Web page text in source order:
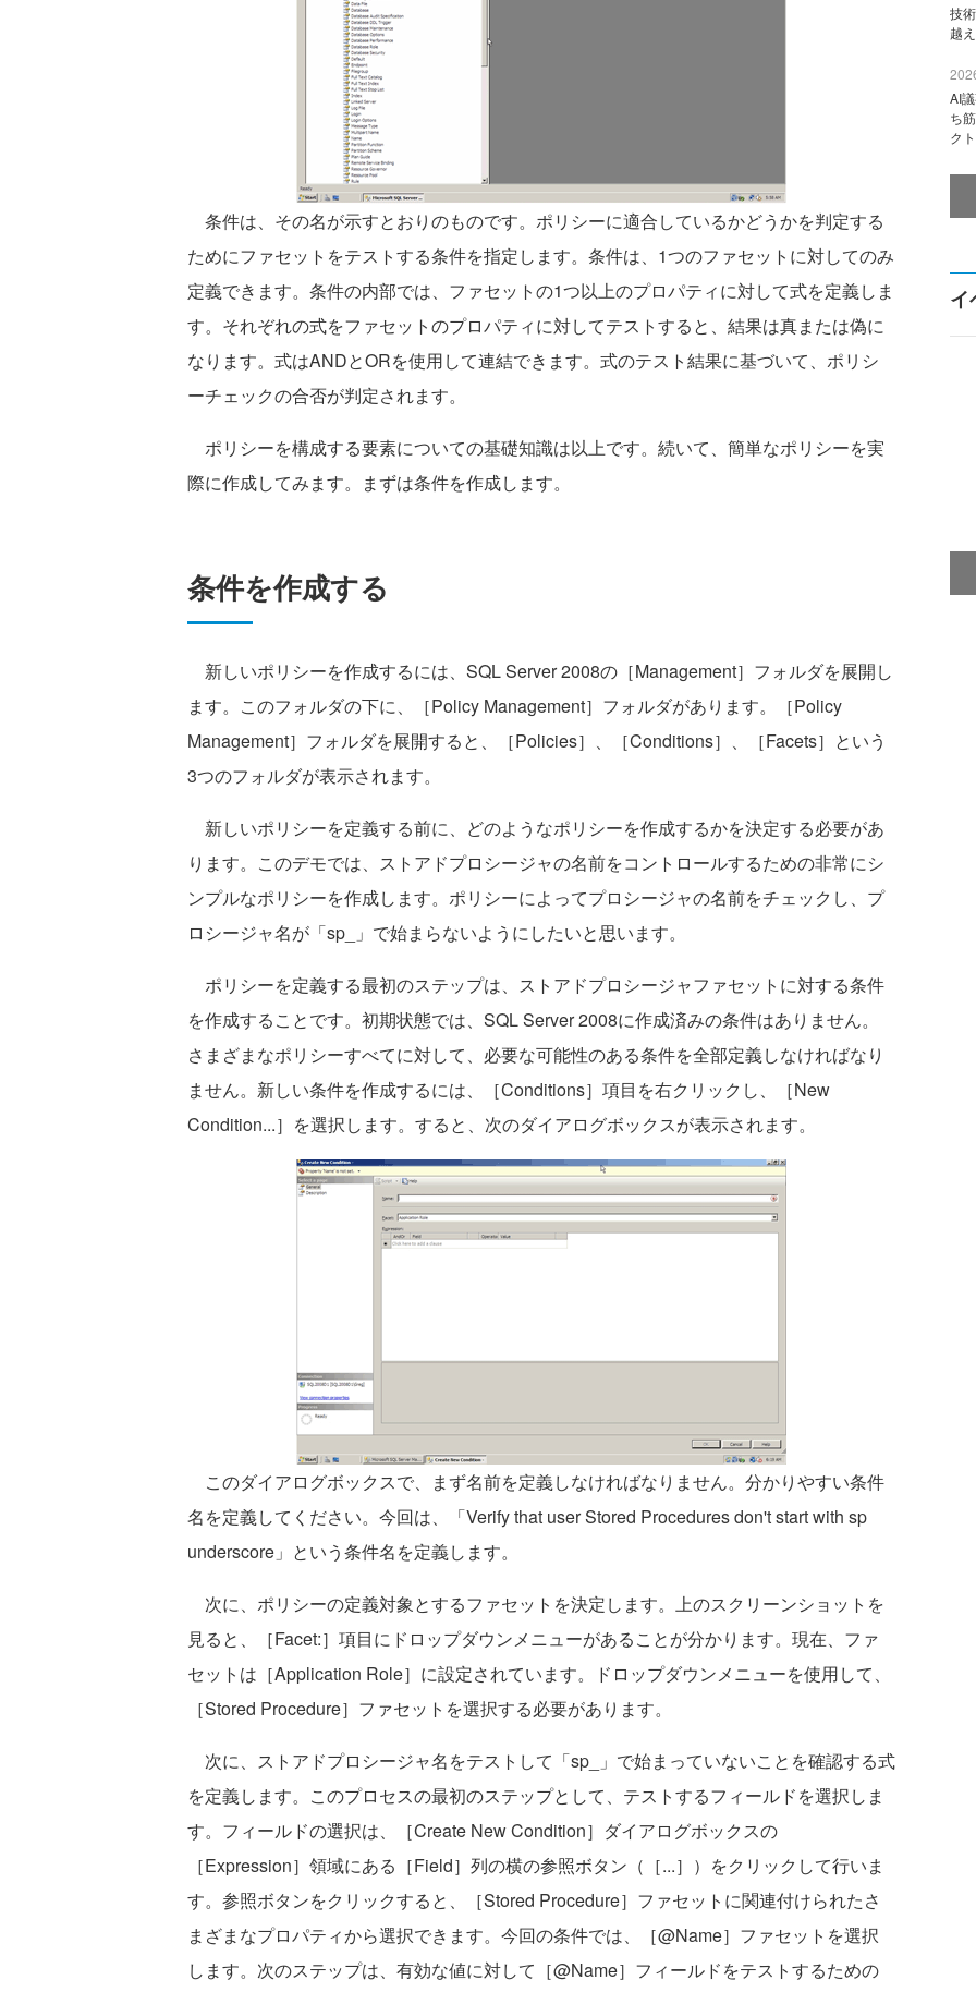
条件は、その名が示すとおりのものです。ポリシーに適合しているかどうかを判定する
ためにファセットをテストする条件を指定します。条件は、1つのファセットに対してのみ
定義できます。条件の内部では、ファセットの1つ以上のプロパティに対して式を定義しま
す。それぞれの式をファセットのプロパティに対してテストすると、結果は真または偽に
なります。式はANDとORを使用して連結できます。式のテスト結果に基づいて、ポリシ
ーチェックの合否が判定されます。
ポリシーを構成する要素についての基礎知識は以上です。続いて、簡単なポリシーを実
際に作成してみます。まずは条件を作成します。
条件を作成する
新しいポリシーを作成するには、SQL Server 2008の［Management］フォルダを展開し
ます。このフォルダの下に、［Policy Management］フォルダがあります。［Policy
Management］フォルダを展開すると、［Policies］、［Conditions］、［Facets］という
3つのフォルダが表示されます。
新しいポリシーを定義する前に、どのようなポリシーを作成するかを決定する必要があ
ります。このデモでは、ストアドプロシージャの名前をコントロールするための非常にシ
ンプルなポリシーを作成します。ポリシーによってプロシージャの名前をチェックし、プ
ロシージャ名が「sp_」で始まらないようにしたいと思います。
ポリシーを定義する最初のステップは、ストアドプロシージャファセットに対する条件
を作成することです。初期状態では、SQL Server 2008に作成済みの条件はありません。
さまざまなポリシーすべてに対して、必要な可能性のある条件を全部定義しなければなり
ません。新しい条件を作成するには、［Conditions］項目を右クリックし、［New
Condition...］を選択します。すると、次のダイアログボックスが表示されます。
このダイアログボックスで、まず名前を定義しなければなりません。分かりやすい条件
名を定義してください。今回は、「Verify that user Stored Procedures don't start with sp
underscore」という条件名を定義します。
次に、ポリシーの定義対象とするファセットを決定します。上のスクリーンショットを
見ると、［Facet:］項目にドロップダウンメニューがあることが分かります。現在、ファ
セットは［Application Role］に設定されています。ドロップダウンメニューを使用して、
［Stored Procedure］ファセットを選択する必要があります。
次に、ストアドプロシージャ名をテストして「sp_」で始まっていないことを確認する式
を定義します。このプロセスの最初のステップとして、テストするフィールドを選択しま
す。フィールドの選択は、［Create New Condition］ダイアログボックスの
［Expression］領域にある［Field］列の横の参照ボタン（［...］）をクリックして行いま
す。参照ボタンをクリックすると、［Stored Procedure］ファセットに関連付けられたさ
まざまなプロパティから選択できます。今回の条件では、［@Name］ファセットを選択
します。次のステップは、有効な値に対して［@Name］フィールドをテストするための
技
越
AI
ち
ク
イ